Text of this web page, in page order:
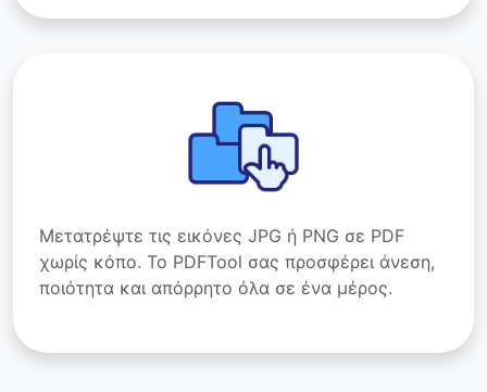
Μετατρέψτε τις εικόνες JPG ή PNG σε PDF
χωρίς κόπο. Το PDFTool σας προσφέρει άνεση,
ποιότητα και απόρρητο όλα σε ένα μέρος.